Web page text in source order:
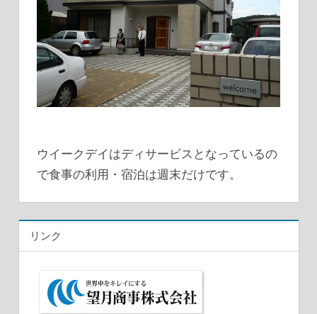
ウイークデイはディサービスとなっているの
で食事の利用・宿泊は週末だけです。
リンク